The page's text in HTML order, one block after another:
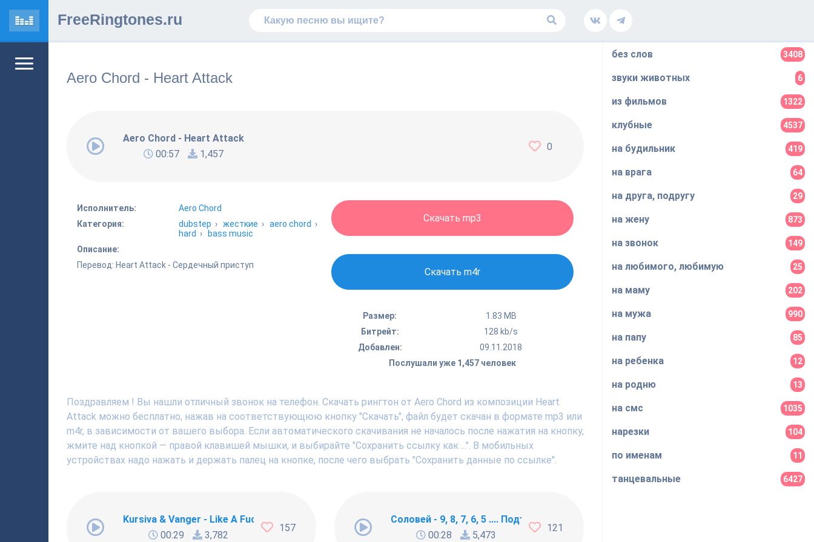
FreeRingtones.ru
Aero Chord - Heart Attack
Aero Chord - Heart Attack
00:57
1,457
0
Исполнитель:
Aero Chord
Категория:
dubstep › жесткие › aero chord ›
hard ›
bass music
Описание:
Перевод: Heart Attack - Сердечный приступ
Скачать mp3
Скачать m4r
Размер:
1.83 MB
Битрейт:
128 kb/s
Добавлен:
09.11.2018
Послушали уже 1,457 человек
Поздравляем ! Вы нашли отличный звонок на телефон. Скачать рингтон от Aero Chord из композиции Heart
Attack можно бесплатно, нажав на соответствующюю кнопку "Скачать", файл будет скачан в формате mp3 или
m4r, в зависимости от вашего выбора. Если автоматического скачивания не началось после нажатия на кнопку,
жмите над кнопкой — правой клавишей мышки, и выбирайте "Сохранить ссылку как ...". В мобильных
устройствах надо нажать и держать палец на кнопке, после чего выбрать "Сохранить данные по ссылке".
Kursiva & Vanger - Like A Fucking Newbie
00:29
3,782
157
Соловей - 9, 8, 7, 6, 5 .... Подъём !!!
00:28
5,473
121
без слов 3408
звуки животных 6
из фильмов 1322
клубные 4537
на будильник 419
на врага 64
на друга, подругу 29
на жену 873
на звонок 149
на любимого, любимую 25
на маму 202
на мужа 990
на папу 85
на ребенка 12
на родню 13
на смс 1035
нарезки 104
по именам 11
танцевальные 6427